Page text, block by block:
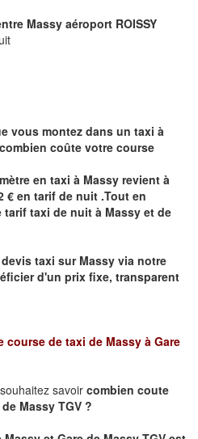
Massy aéroport ROISSY
vous montez dans un taxi à
coûte votre course
en taxi à Massy revient à
€ en tarif de nuit .Tout en
tarif taxi de nuit à Massy et de
devis taxi sur Massy via notre
d'un prix fixe, transparent
course de taxi de Massy à Gare
savoir combien coute
Massy TGV ?